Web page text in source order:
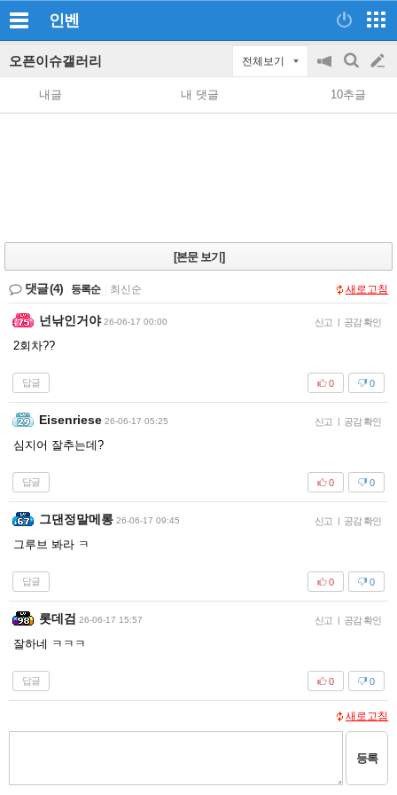
인벤
오픈이슈갤러리 전체보기
공
지
on/off
검
색
글
쓰
내글 내 댓글 10추글
[본문 보기]
댓글(4) 등록순 최신순 새로고침
넌낚인거야 26-06-17 00:00 신고 | 공감 확인
2회차??
답글 0
0
Eisenriese 26-06-17 05:25 신고 | 공감 확인
심지어 잘추는데?
답글 0
0
그댄정말메롱 26-06-17 09:45 신고 | 공감 확인
그루브 봐라 ㅋ
답글 0
0
롯데검 26-06-17 15:57 신고 | 공감 확인
잘하네 ㅋㅋㅋ
답글 0
0
새로고침
등록